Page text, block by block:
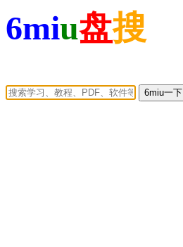
6miu盘搜
6miu一下